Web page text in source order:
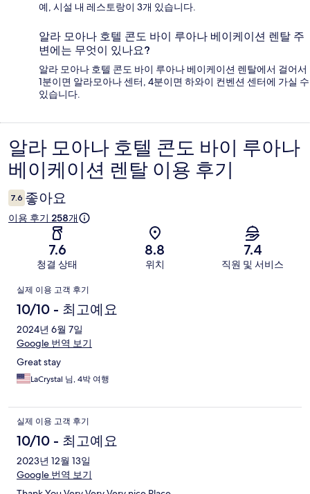
예, 시설 내 레스토랑이 3개 있습니다.
알라 모아나 호텔 콘도 바이 루아나 베이케이션 렌탈 주
변에는 무엇이 있나요?
알라 모아나 호텔 콘도 바이 루아나 베이케이션 렌탈에서 걸어서
1분이면 알라모아나 센터, 4분이면 하와이 컨벤션 센터에 가실 수
있습니다.
이
용
후
기
알라 모아나 호텔 콘도 바이 루아나
베이케이션 렌탈 이용 후기
7.6 좋아요
이용 후기 258개
7.6
청결 상태
8.8
위치
7.4
직원 및 서비스
이
용
후
기
실제 이용 고객 후기
10/10 - 최고예요
2024년 6월 7일
Google 번역 보기
Great stay
LaCrystal 님, 4박 여행
실제 이용 고객 후기
10/10 - 최고예요
2023년 12월 13일
Google 번역 보기